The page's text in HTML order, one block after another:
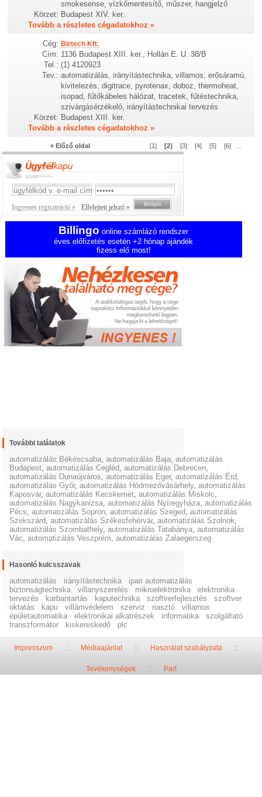
smokesense, vízkőmentesítő, műszer, hangjelző
Körzet: Budapest XIV. ker.
Tovább a részletes cégadatokhoz »
Cég: Birtech Kft.
Cím: 1136 Budapest XIII. ker., Hollán E. U. 38/B
Tel.: (1) 4120923
Tev.: automatizálás, irányítástechnika, villamos, erősáramú,
kivitelezés, digitrace, pyrotenax, doboz, thermoheat,
isopad, fűtőkábeles hálózat, tracetek, fűtéstechnika,
szivárgásérzékelő, irányítástechnikai tervezés
Körzet: Budapest XIII. ker.
Tovább a részletes cégadatokhoz »
« Előző oldal [1] [2] [3] [4] [5] [6]
Ingyenes regisztráció » Elfelejtett jelszó »
Billingo online számlázó rendszer
éves előfizetés esetén +2 hónap ajándék
fizess elő most!
További találatok
automatizálás Békéscsaba,automatizálás Baja,automatizálás
Budapest,automatizálás Cegléd,automatizálás Debrecen,
automatizálás Dunaújváros,automatizálás Eger,automatizálás Érd,
automatizálás Győr,automatizálás Hódmezővásárhely,automatizálás
Kaposvár,automatizálás Kecskemét,automatizálás Miskolc,
automatizálás Nagykanizsa,automatizálás Nyíregyháza,automatizálás
Pécs,automatizálás Sopron,automatizálás Szeged,automatizálás
Szekszárd,automatizálás Székesfehérvár,automatizálás Szolnok,
automatizálás Szombathely,automatizálás Tatabánya,automatizálás
Vác,automatizálás Veszprém,automatizálás Zalaegerszeg
Hasonló kulcsszavak
automatizálás irányítástechnika
ipari automatizálás
biztonságtechnika
villanyszerelés mikroelektronika
elektronika
tervezés
karbantartás kaputechnika szoftverfejlesztés
szoftver
oktatás
kapu villámvédelem szerviz riasztó
villamos
épületautomatika
elektronikai alkatrészek informatika
szolgáltató
transzformátor
kiskereskedő plc
Impresszum::Médiaajánlat::Használat szabályzata::
Tevékenységek:: Part